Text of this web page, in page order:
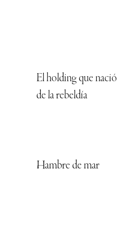
El holding que nació
de la rebeldía
Hambre de mar